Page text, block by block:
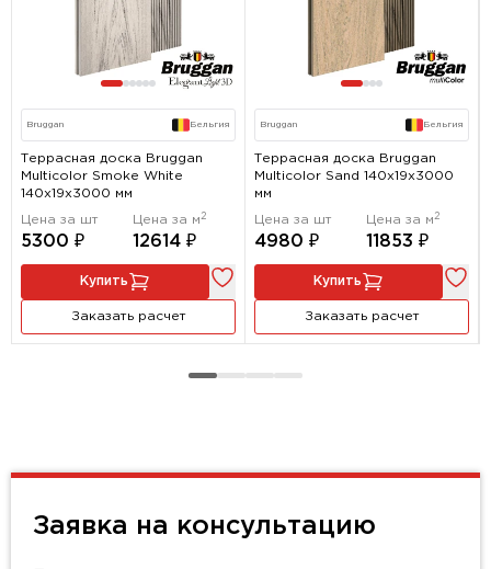
Bruggan Бельгия
Террасная доска Bruggan
Multicolor Smoke White
140х19x3000 мм
Цена за шт
5300 ₽
Цена за м 2
12614 ₽
Купить
Заказать расчет
Bruggan Бельгия
Террасная доска Bruggan
Multicolor Sand 140х19x3000
мм
Цена за шт
4980 ₽
Цена за м 2
11853 ₽
Купить
Заказать расчет
Заявка на консультацию